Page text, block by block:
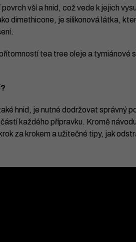
vší a hnid, což vede k jejich
dimethicone, je silikonová látka,
tea tree oleje a tymiánové
hnid, je nutné dodržovat správný
každého přípravku. Kromě
za krokem a užitečné tipy, jak